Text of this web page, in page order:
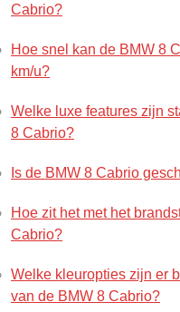
Cabrio?
Hoe snel kan de BMW 8
km/u?
Welke luxe features zijn
8 Cabrio?
Is de BMW 8 Cabrio
Hoe zit het met het
Cabrio?
Welke kleuropties zijn er
van de BMW 8 Cabrio?